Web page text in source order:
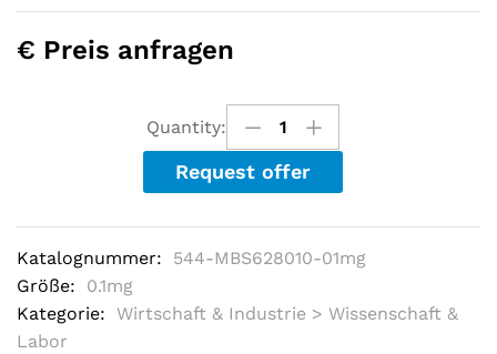
R
t
o
u
t
o
f
5
a
e
n
0
€ Preis anfragen
Quantity:
Request offer
Katalognummer:
544-MBS628010-01mg
Größe:
0.1mg
Kategorie:
Wirtschaft & Industrie > Wissenschaft &
Labor